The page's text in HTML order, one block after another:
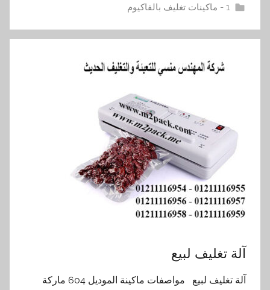
1 - ماكينات تغليف بالفاكيوم
آلة تغليف لبيع
آلة تغليف لبيع مواصفات ماكينة الموديل 604 ماركة